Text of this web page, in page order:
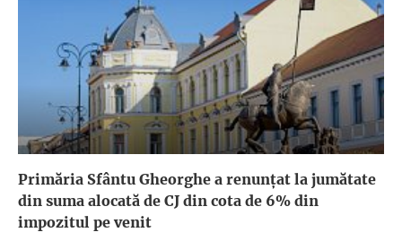
Primăria Sfântu Gheorghe a renunţat la jumătate
din suma alocată de CJ din cota de 6% din
impozitul pe venit